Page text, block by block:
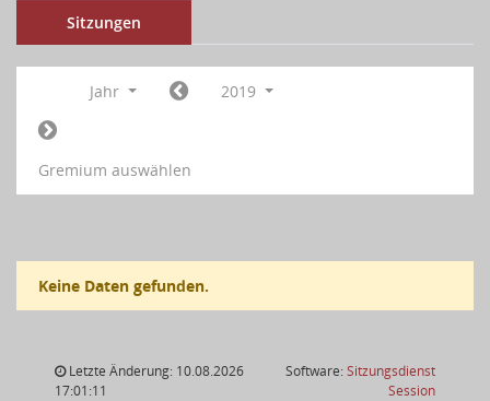
Sitzungen
Jahr 2019
Gremium auswählen
Keine Daten gefunden.
Letzte Änderung: 10.08.2026
17:01:11
Software:Sitzungsdienst
Session(Wird in